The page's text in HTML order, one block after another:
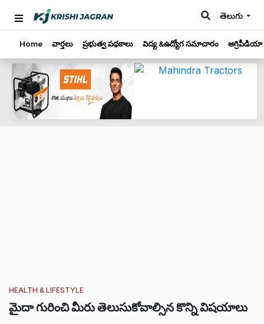
తెలుగు
Home వార్తలు ప్రభుత్వ పథకాలు విద్య &ఉద్యోగ సమాచారం అగ్రిపీడియా
HEALTH & LIFESTYLE
మైదా గురించి మీరు తెలుసుకోవాల్సిన కొన్ని విషయాలు